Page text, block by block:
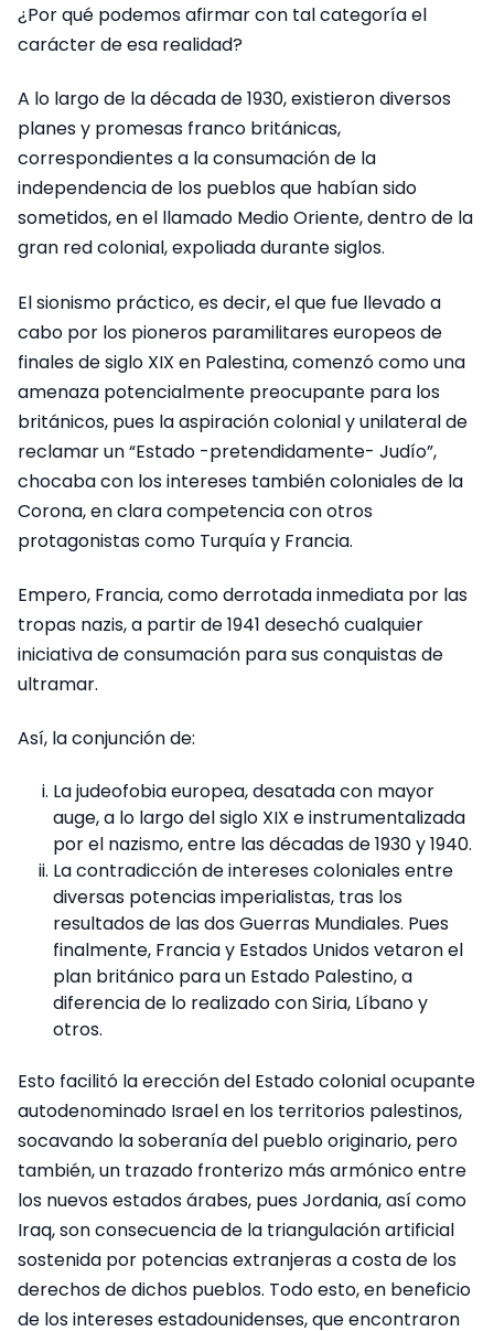
¿Por qué podemos afirmar con tal categoría el
carácter de esa realidad?
A lo largo de la década de 1930, existieron diversos
planes y promesas franco británicas,
correspondientes a la consumación de la
independencia de los pueblos que habían sido
sometidos, en el llamado Medio Oriente, dentro de la
gran red colonial, expoliada durante siglos.
El sionismo práctico, es decir, el que fue llevado a
cabo por los pioneros paramilitares europeos de
finales de siglo XIX en Palestina, comenzó como una
amenaza potencialmente preocupante para los
británicos, pues la aspiración colonial y unilateral de
reclamar un “Estado -pretendidamente- Judío”,
chocaba con los intereses también coloniales de la
Corona, en clara competencia con otros
protagonistas como Turquía y Francia.
Empero, Francia, como derrotada inmediata por las
tropas nazis, a partir de 1941 desechó cualquier
iniciativa de consumación para sus conquistas de
ultramar.
Así, la conjunción de:
La judeofobia europea, desatada con mayor
auge, a lo largo del siglo XIX e instrumentalizada
por el nazismo, entre las décadas de 1930 y 1940.
La contradicción de intereses coloniales entre
diversas potencias imperialistas, tras los
resultados de las dos Guerras Mundiales. Pues
finalmente, Francia y Estados Unidos vetaron el
plan británico para un Estado Palestino, a
diferencia de lo realizado con Siria, Líbano y
otros.
Esto facilitó la erección del Estado colonial ocupante
autodenominado Israel en los territorios palestinos,
socavando la soberanía del pueblo originario, pero
también, un trazado fronterizo más armónico entre
los nuevos estados árabes, pues Jordania, así como
Iraq, son consecuencia de la triangulación artificial
sostenida por potencias extranjeras a costa de los
derechos de dichos pueblos. Todo esto, en beneficio
de los intereses estadounidenses, que encontraron